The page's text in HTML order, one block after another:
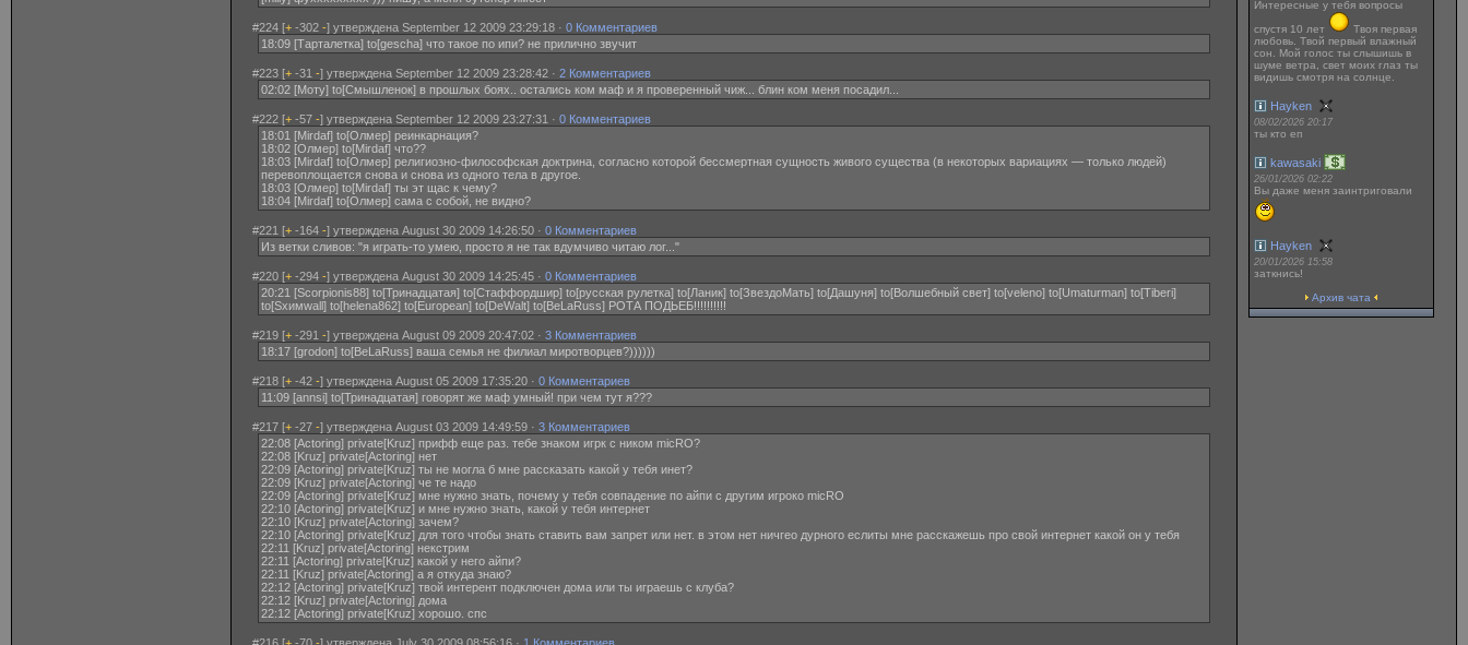
#224 [+ -302 -] утверждена September 12 2009 23:29:18 · 0 Комментариев
18:09 [Тарталетка] to[gescha] что такое по ипи? не прилично звучит
#223 [+ -31 -] утверждена September 12 2009 23:28:42 · 2 Комментариев
02:02 [Моту] to[Смышленок] в прошлых боях.. остались ком маф и я проверенный чиж... блин ком меня посадил...
#222 [+ -57 -] утверждена September 12 2009 23:27:31 · 0 Комментариев
18:01 [Mirdaf] to[Олмер] реинкарнация?
18:02 [Олмер] to[Mirdaf] что??
18:03 [Mirdaf] to[Олмер] религиозно-философская доктрина, согласно которой бессмертная сущность живого существа (в некоторых вариациях — только людей)
перевоплощается снова и снова из одного тела в другое.
18:03 [Олмер] to[Mirdaf] ты эт щас к чему?
18:04 [Mirdaf] to[Олмер] сама с собой, не видно?
#221 [+ -164 -] утверждена August 30 2009 14:26:50 · 0 Комментариев
Из ветки сливов: "я играть-то умею, просто я не так вдумчиво читаю лог..."
#220 [+ -294 -] утверждена August 30 2009 14:25:45 · 0 Комментариев
20:21 [Scorpionis88] to[Тринадцатая] to[Стаффордшир] to[русская рулетка] to[Ланик] to[ЗвездоМать] to[Дашуня] to[Волшебный свет] to[veleno] to[Umaturman] to[Tiberi]
to[Sxимwall] to[helena862] to[European] to[DeWalt] to[BeLaRuss] РОТА ПОДЬЕБ!!!!!!!!!!
#219 [+ -291 -] утверждена August 09 2009 20:47:02 · 3 Комментариев
18:17 [grodon] to[BeLaRuss] ваша семья не филиал миротворцев?))))))
#218 [+ -42 -] утверждена August 05 2009 17:35:20 · 0 Комментариев
11:09 [annsi] to[Тринадцатая] говорят же маф умный! при чем тут я???
#217 [+ -27 -] утверждена August 03 2009 14:49:59 · 3 Комментариев
22:08 [Actoring] private[Kruz] прифф еще раз. тебе знаком игрк с ником micRO?
22:08 [Kruz] private[Actoring] нет
22:09 [Actoring] private[Kruz] ты не могла б мне рассказать какой у тебя инет?
22:09 [Kruz] private[Actoring] че те надо
22:09 [Actoring] private[Kruz] мне нужно знать, почему у тебя совпадение по айпи с другим игроко micRO
22:10 [Actoring] private[Kruz] и мне нужно знать, какой у тебя интернет
22:10 [Kruz] private[Actoring] зачем?
22:10 [Actoring] private[Kruz] для того чтобы знать ставить вам запрет или нет. в этом нет ничгео дурного еслиты мне расскажешь про свой интернет какой он у тебя
22:11 [Kruz] private[Actoring] некстрим
22:11 [Actoring] private[Kruz] какой у него айпи?
22:11 [Kruz] private[Actoring] а я откуда знаю?
22:12 [Actoring] private[Kruz] твой интерент подключен дома или ты играешь с клуба?
22:12 [Kruz] private[Actoring] дома
22:12 [Actoring] private[Kruz] хорошо. спс
Интересные у тебя вопросы
спустя 10 лет
Твоя первая
любовь. Твой первый влажный
сон. Мой голос ты слышишь в
шуме ветра, свет моих глаз ты
видишь смотря на солнце.
Hayken
08/02/2026 20:17
ты кто еп
kawasaki
26/01/2026 02:22
Вы даже меня заинтриговали
Hayken
20/01/2026 15:58
заткнись!
Архив чата